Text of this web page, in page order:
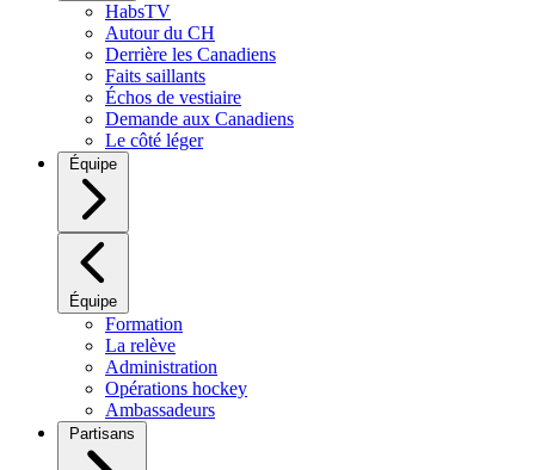
HabsTV
Autour du CH
Derrière les Canadiens
Faits saillants
Échos de vestiaire
Demande aux Canadiens
Le côté léger
Équipe
Équipe
Formation
La relève
Administration
Opérations hockey
Ambassadeurs
Partisans